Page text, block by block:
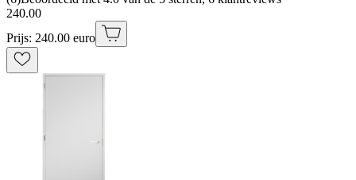
240.00
Prijs: 240.00 euro